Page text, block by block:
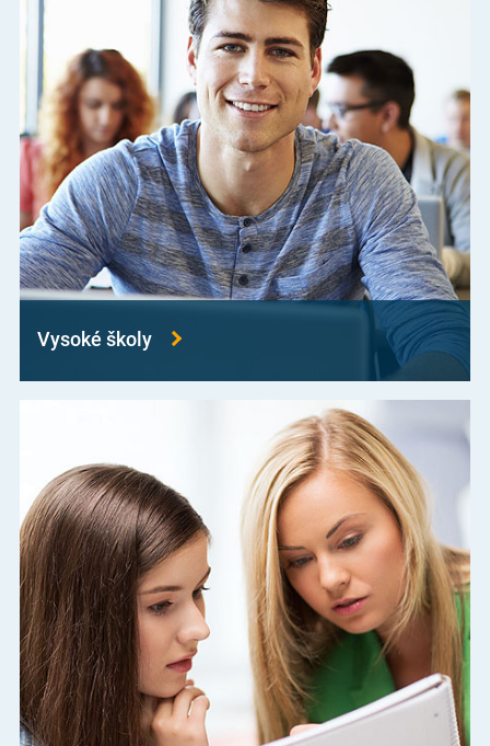
Vysoké školy